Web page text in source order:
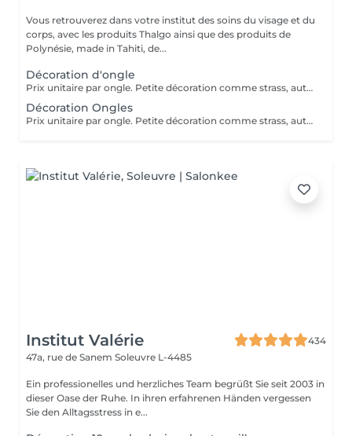
Vous retrouverez dans votre institut des soins du visage et du
corps, avec les produits Thalgo ainsi que des produits de
Polynésie, made in Tahiti, de...
Décoration d'ongle
Prix unitaire par ongle. Petite décoration comme strass, autocollant ou paillettes.
Décoration Ongles
Prix unitaire par ongle. Petite décoration comme strass, autocollant ou paillettes.
Institut Valérie
434
47a, rue de Sanem Soleuvre L-4485
Ein professionelles und herzliches Team begrüßt Sie seit 2003 in
dieser Oase der Ruhe. In ihren erfahrenen Händen vergessen
Sie den Alltagsstress in e...